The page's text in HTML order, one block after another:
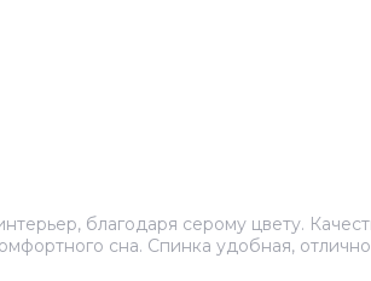
благодаря серому цвету.
сна. Спинка удобная,